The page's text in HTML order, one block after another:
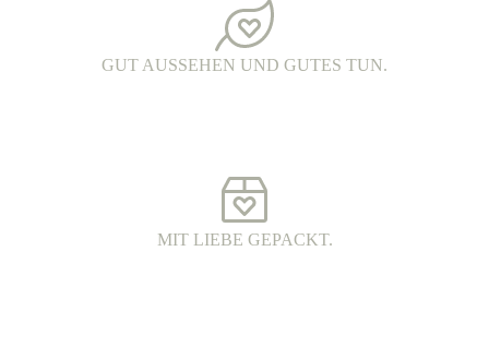
GUT AUSSEHEN UND GUTES TUN.
MIT LIEBE GEPACKT.